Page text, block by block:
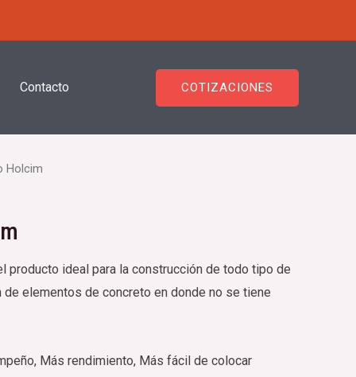
Contacto COTIZACIONES
Holcim
producto ideal para la construcción de todo tipo de
de elementos de concreto en donde no se tiene
Más rendimiento, Más fácil de colocar